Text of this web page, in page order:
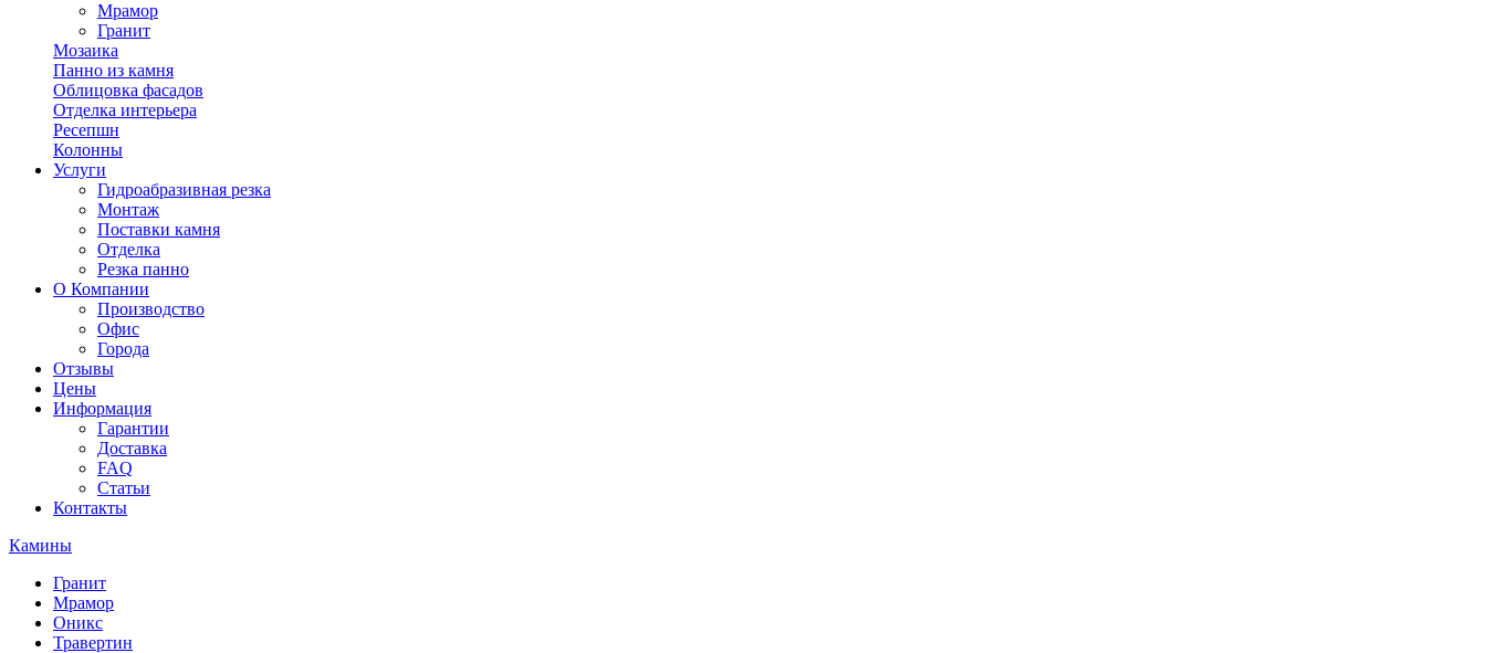
Мрамор
Гранит
Мозаика
Панно из камня
Облицовка фасадов
Отделка интерьера
Ресепшн
Колонны
Услуги
Гидроабразивная резка
Монтаж
Поставки камня
Отделка
Резка панно
О Компании
Производство
Офис
Города
Отзывы
Цены
Информация
Гарантии
Доставка
FAQ
Статьи
Контакты
Камины
Гранит
Мрамор
Оникс
Травертин